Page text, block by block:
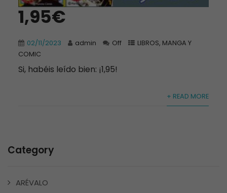
1,95€
02/11/2023 admin Off LIBROS, MANGA Y
COMIC
Si, habéis leído bien: ¡1,95!
+ READ MORE
Category
ARÉVALO